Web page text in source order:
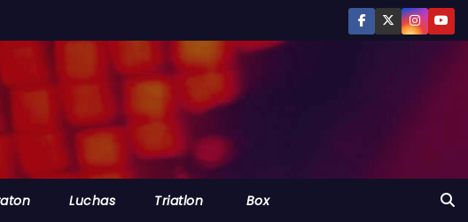
Luchas Triatlon Box